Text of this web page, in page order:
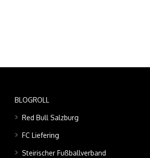
BLOGROLL
Red Bull Salzburg
FC Liefering
Steirischer Fußballverband